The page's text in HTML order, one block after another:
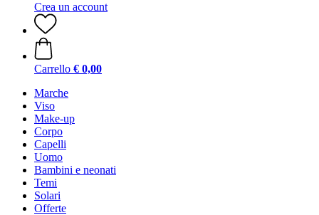
Crea un account
Carrello € 0,00
Marche
Viso
Make-up
Corpo
Capelli
Uomo
Bambini e neonati
Temi
Solari
Offerte